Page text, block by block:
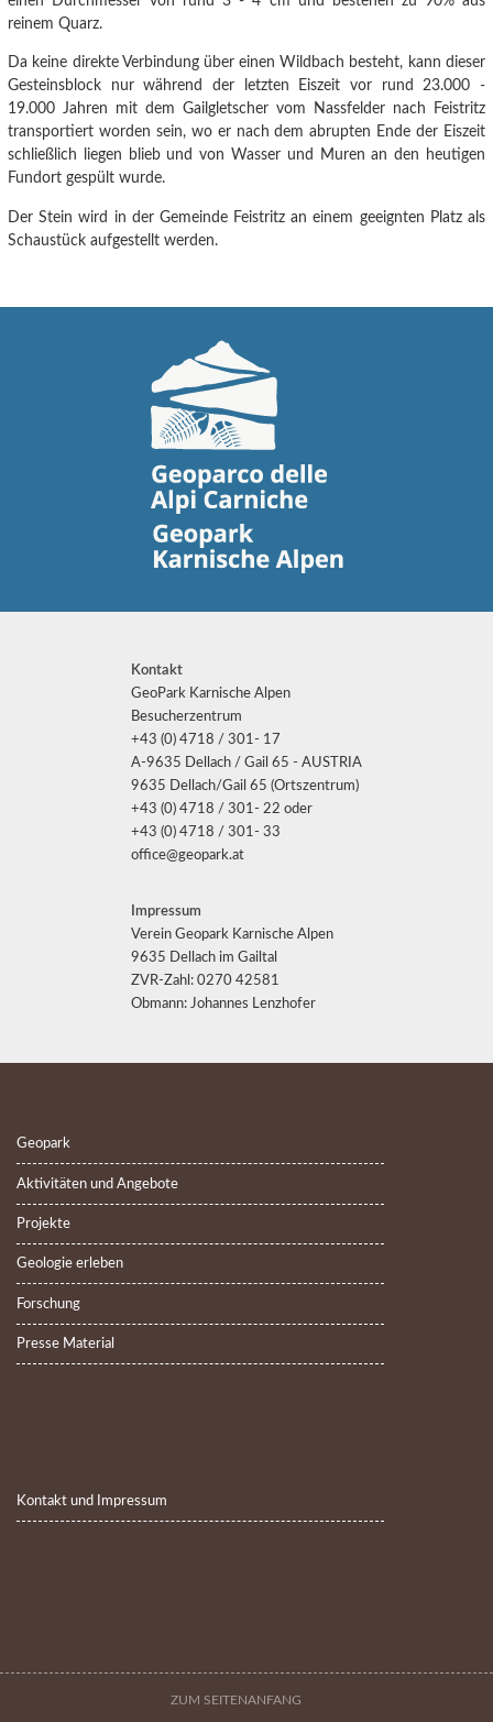
reinem Quarz.
Da keine direkte Verbindung über einen Wildbach besteht, kann dieser
Gesteinsblock nur während der letzten Eiszeit vor rund 23.000 -
19.000 Jahren mit dem Gailgletscher vom Nassfelder nach Feistritz
transportiert worden sein, wo er nach dem abrupten Ende der Eiszeit
schließlich liegen blieb und von Wasser und Muren an den heutigen
Fundort gespült wurde.
Der Stein wird in der Gemeinde Feistritz an einem geeignten Platz als
Schaustück aufgestellt werden.
Kontakt
GeoPark Karnische Alpen
Besucherzentrum
+43 (0) 4718 / 301- 17
A-9635 Dellach / Gail 65 - AUSTRIA
9635 Dellach/Gail 65 (Ortszentrum)
+43 (0) 4718 / 301- 22 oder
+43 (0) 4718 / 301- 33
office@geopark.at
Impressum
Verein Geopark Karnische Alpen
9635 Dellach im Gailtal
ZVR-Zahl: 0270 42581
Obmann: Johannes Lenzhofer
Geopark
Aktivitäten und Angebote
Projekte
Geologie erleben
Forschung
Presse Material
Kontakt und Impressum
ZUM SEITENANFANG